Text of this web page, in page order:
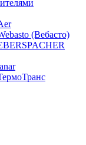
(Вебасто)